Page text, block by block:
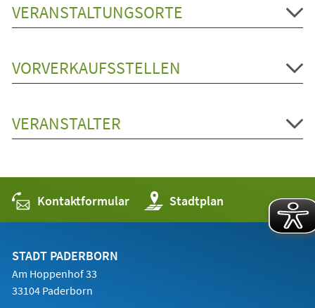
VERANSTALTUNGSORTE
VORVERKAUFSSTELLEN
VERANSTALTER
Kontaktformular Stadtplan
(Öffnet
in
einem
STADT PADERBORN
Am Hoppenhof 33
33104 Paderborn